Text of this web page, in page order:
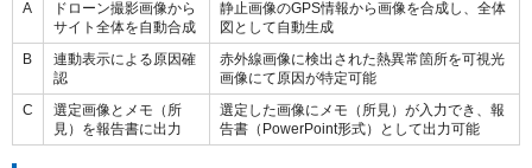
A
ドローン撮影画像から
サイト全体を自動合成
静止画像のGPS情報から画像を合成し、全体
図として自動生成
B
連動表示による原因確
認
赤外線画像に検出された熱異常箇所を可視光
画像にて原因が特定可能
C
選定画像とメモ（所
見）を報告書に出力
選定した画像にメモ（所見）が入力でき、報
告書（PowerPoint形式）として出力可能